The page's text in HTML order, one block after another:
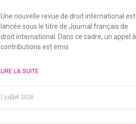
Une nouvelle revue de droit international est
lancée sous le titre de Journal français de
droit international. Dans ce cadre, un appel à
contributions est émis
LIRE LA SUITE
1 juillet 2026